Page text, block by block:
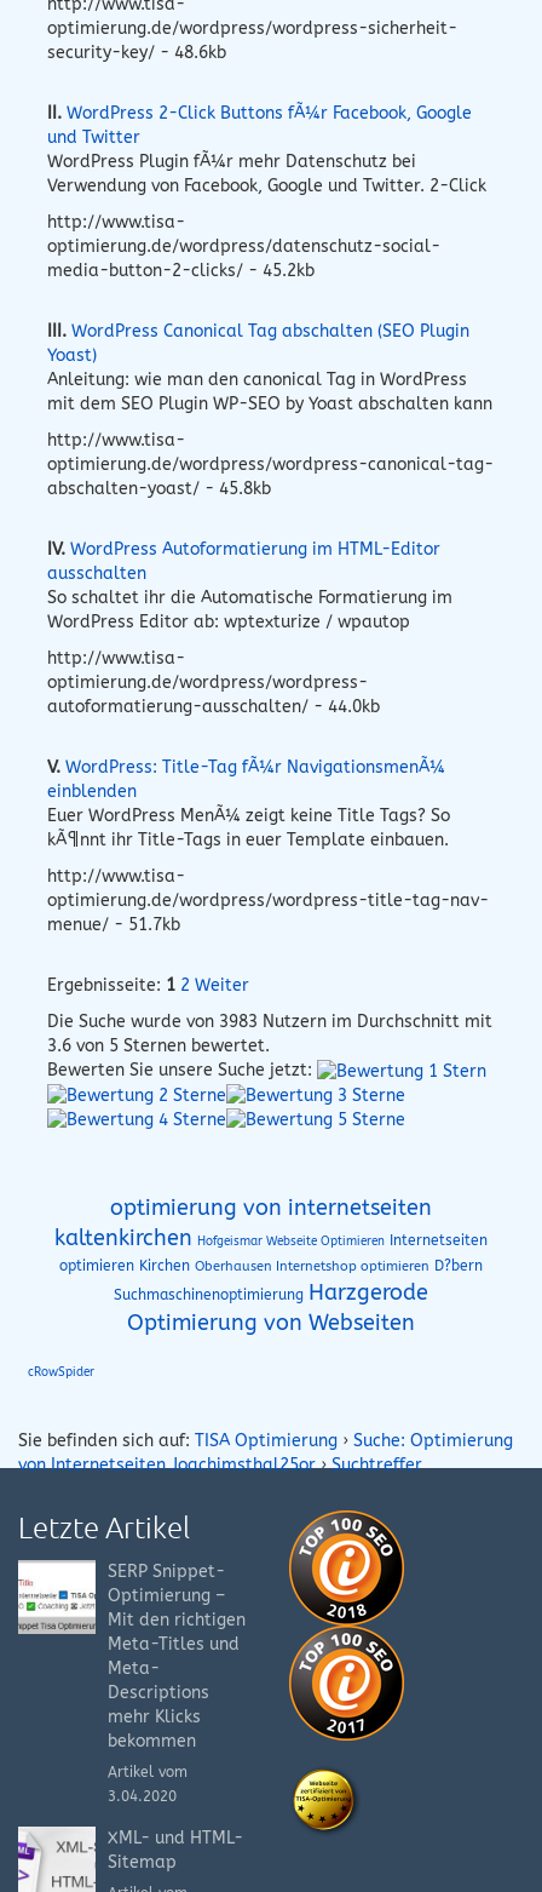
http://www.tisa-
optimierung.de/wordpress/wordpress-sicherheit-
security-key/ - 48.6kb
II. WordPress 2-Click Buttons fÃ¼r Facebook, Google
und Twitter
WordPress Plugin fÃ¼r mehr Datenschutz bei
Verwendung von Facebook, Google und Twitter. 2-Click
http://www.tisa-
optimierung.de/wordpress/datenschutz-social-
media-button-2-clicks/ - 45.2kb
III. WordPress Canonical Tag abschalten (SEO Plugin
Yoast)
Anleitung: wie man den canonical Tag in WordPress
mit dem SEO Plugin WP-SEO by Yoast abschalten kann
http://www.tisa-
optimierung.de/wordpress/wordpress-canonical-tag-
abschalten-yoast/ - 45.8kb
IV. WordPress Autoformatierung im HTML-Editor
ausschalten
So schaltet ihr die Automatische Formatierung im
WordPress Editor ab: wptexturize / wpautop
http://www.tisa-
optimierung.de/wordpress/wordpress-
autoformatierung-ausschalten/ - 44.0kb
V. WordPress: Title-Tag fÃ¼r NavigationsmenÃ¼
einblenden
Euer WordPress MenÃ¼ zeigt keine Title Tags? So
kÃ¶nnt ihr Title-Tags in euer Template einbauen.
http://www.tisa-
optimierung.de/wordpress/wordpress-title-tag-nav-
menue/ - 51.7kb
Ergebnisseite: 1 2 Weiter
Die Suche wurde von 3983 Nutzern im Durchschnitt mit
3.6 von 5 Sternen bewertet.
Bewerten Sie unsere Suche jetzt:
optimierung von internetseiten
kaltenkirchen Hofgeismar Webseite Optimieren
Internetseiten
optimieren Kirchen Oberhausen Internetshop optimieren D?bern
Suchmaschinenoptimierung Harzgerode
Optimierung von Webseiten
cRowSpider
Sie befinden sich auf: TISA Optimierung › Suche: Optimierung
von Internetseiten Joachimsthal25or›Suchtreffer
Letzte Artikel
SERP Snippet-
Optimierung –
Mit den richtigen
Meta-Titles und
Meta-
Descriptions
mehr Klicks
bekommen
Artikel vom
3.04.2020
XML- und HTML-
Sitemap